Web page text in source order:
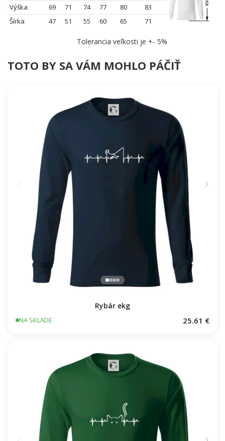
Výška 69 71 74 77 80
83
Šírka
47 51 55 60 65 71
Tolerancia veľkosti je +- 5%
TOTO BY SA VÁM MOHLO PÁČIŤ
Rybár ekg
NA SKLADE 25.61 €